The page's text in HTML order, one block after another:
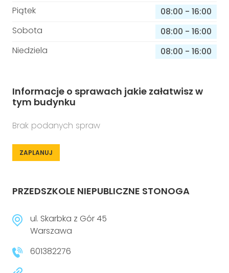
Piątek
08:00 - 16:00
Sobota
08:00 - 16:00
Niedziela
08:00 - 16:00
Informacje o sprawach jakie załatwisz w
tym budynku
Brak podanych spraw
ZAPLANUJ
PRZEDSZKOLE NIEPUBLICZNE STONOGA
ul. Skarbka z Gór 45
Warszawa
601382276